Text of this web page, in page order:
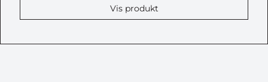
Vis produkt